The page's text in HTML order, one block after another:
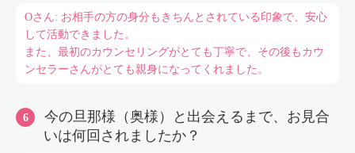
Oさん: お相手の方の身分もきちんとされている印象で、安心
して活動できました。
また、最初のカウンセリングがとても丁寧で、その後もカウ
ンセラーさんがとても親身になってくれました。
今の旦那様（奥様）と出会えるまで、お見合
いは何回されましたか？